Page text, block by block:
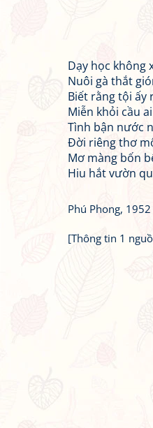
Dạy học không
Nuôi gà thắt
Biết rằng tội ấy
Miễn khỏi cầu
Tình bận nước
Đời riêng thơ
Mơ màng bốn
Hiu hắt vườn
Phú Phong, 1952
[Thông tin 1